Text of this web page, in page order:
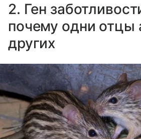
2. Ген
почему одни отцы
других